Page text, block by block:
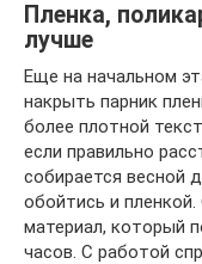
Пленка,
лучше
Еще на начальном
накрыть парник
более плотной
если правильно
собирается весной
обойтись и
материал, который
часов. С работой